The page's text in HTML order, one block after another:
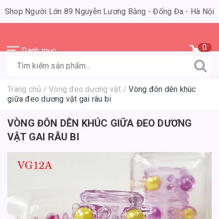
Shop Người Lớn 89 Nguyễn Lương Bằng - Đống Đa - Hà Nội
Danh mục 0
Trang chủ / Vòng đeo dương vật /Vòng đôn dên khúc
giữa đeo dương vật gai râu bi
VÒNG ĐÔN DÊN KHÚC GIỮA ĐEO DƯƠNG
VẬT GAI RÂU BI